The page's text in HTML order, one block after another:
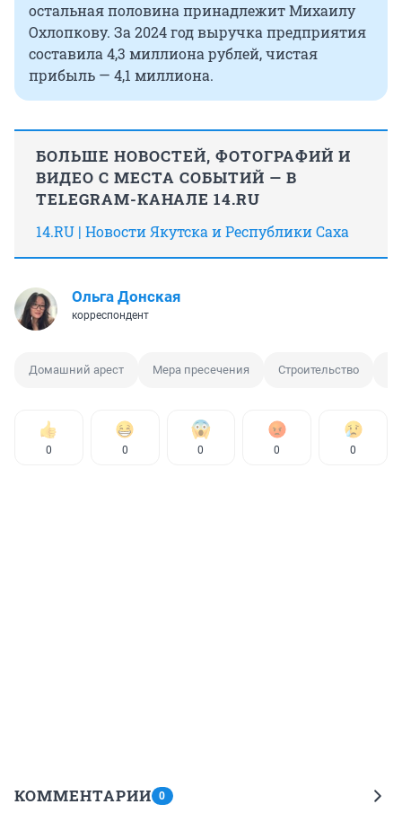
остальная половина принадлежит Михаилу
Охлопкову. За 2024 год выручка предприятия
составила 4,3 миллиона рублей, чистая
прибыль — 4,1 миллиона.
БОЛЬШЕ НОВОСТЕЙ, ФОТОГРАФИЙ И
ВИДЕО С МЕСТА СОБЫТИЙ — В
TELEGRAM-КАНАЛЕ 14.RU
14.RU | Новости Якутска и Республики Саха
Ольга Донская
корреспондент
Домашний арест Мера пресечения Строительство
0 0 0 0 0
КОММЕНТАРИИ 0